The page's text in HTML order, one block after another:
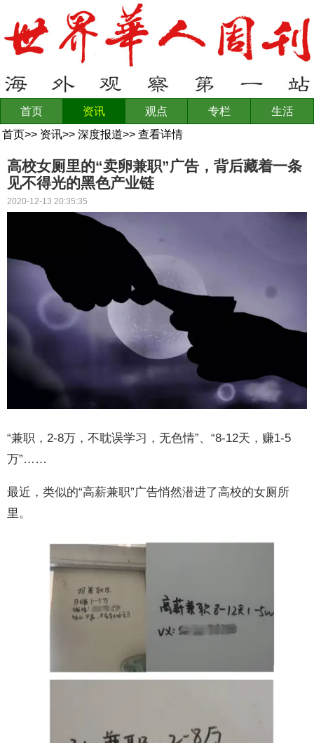
首页 资讯 观点 专栏
生活
首页>> 资讯>> 深度报道>> 查看详情
高校女厕里的“卖卵兼职”广告，背后藏着一条
见不得光的黑色产业链
2020-12-13 20:35:35
“兼职，2-8万，不耽误学习，无色情”、“8-12天，赚1-5
万”……
最近，类似的“高薪兼职”广告悄然潜进了高校的女厕所
里。